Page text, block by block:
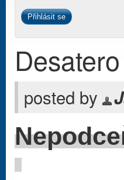
Desatero
posted by